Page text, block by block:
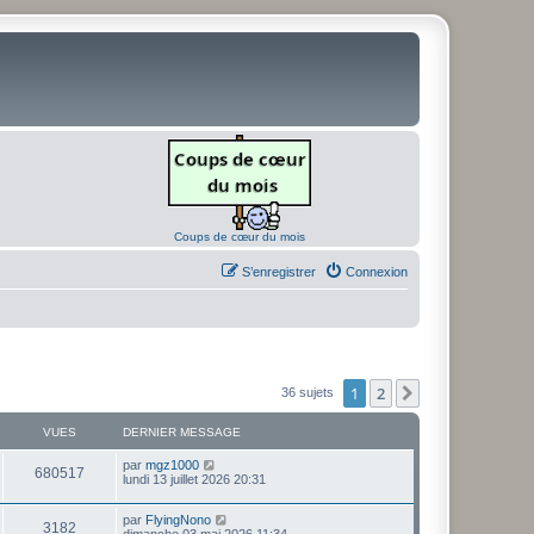
Coups de cœur du mois
Connexion
S’enregistrer
36 sujets 1 2
VUES DERNIER MESSAGE
680517
u
D
e
n
i
par mgz1000
lundi 13 juillet 2026 20:31
3182
D
par FlyingNono